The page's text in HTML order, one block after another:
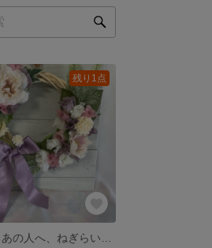
残り1点